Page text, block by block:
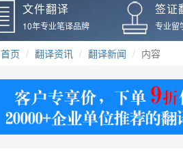
毕业证翻译
户口本翻译
学位证翻译
身份证翻译
文件翻译
10年专业笔译品牌
签证
专业留
首页 翻译资讯 翻译新闻 内容